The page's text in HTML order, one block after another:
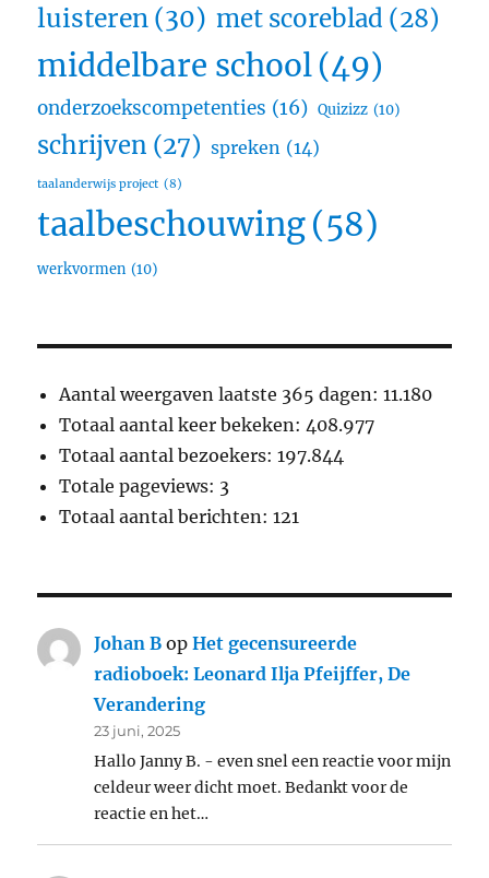
luisteren (30) met scoreblad (28)
middelbare school(49)
onderzoekscompetenties (16) Quizizz (10)
schrijven (27) spreken (14)
taalanderwijs project (8)
taalbeschouwing(58)
werkvormen (10)
Aantal weergaven laatste 365 dagen:11.180
Totaal aantal keer bekeken: 408.977
Totaal aantal bezoekers:197.844
Totale pageviews: 3
Totaal aantal berichten:121
Johan B opHet gecensureerde
radioboek: Leonard Ilja Pfeijffer, De
Verandering
23 juni, 2025
Hallo Janny B. - even snel een reactie voor mijn
celdeur weer dicht moet. Bedankt voor de
reactie en het…